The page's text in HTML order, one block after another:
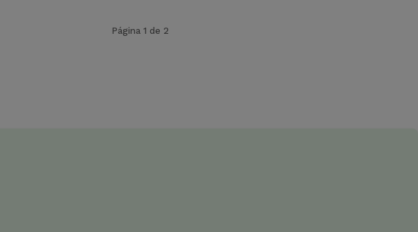
Página 1 de 2